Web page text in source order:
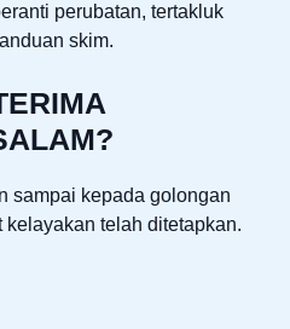
perubatan, tertakluk
skim.
sampai kepada golongan
telah ditetapkan.